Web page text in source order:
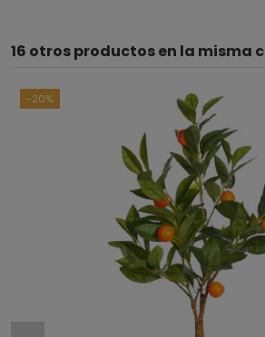
16 otros productos en la misma
-20%